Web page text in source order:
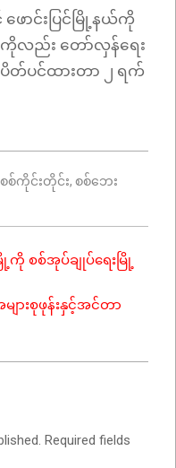
ောင်းပြင်မြို့နယ်ကို
ည်း တော်လှန်ရေး
တ်ပင်ထားတာ ၂ ရက်
စစ်ကိုင်းတိုင်း, စစ်ဘေး
ကို စစ်အုပ်ချုပ်ရေးမြို့
ားစုဖုန်းနှင့်အင်တာ
Required fields